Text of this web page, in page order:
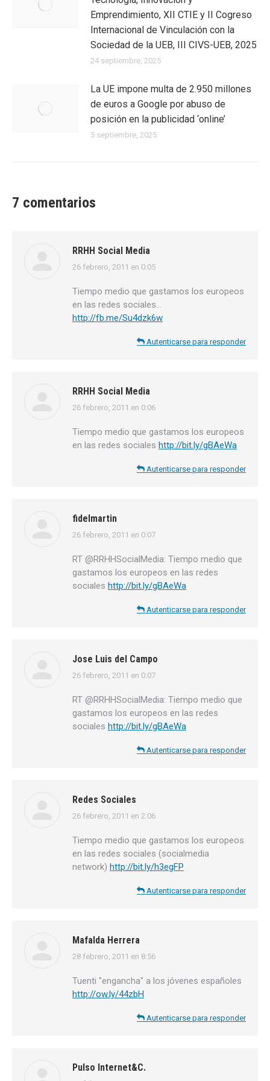
Emprendimiento, XII CTIE y II Cogreso
Internacional de Vinculación con la
Sociedad de la UEB, III CIVS-UEB, 2025
24 septiembre, 2025
La UE impone multa de 2.950 millones
de euros a Google por abuso de
posición en la publicidad ‘online’
5 septiembre, 2025
7 comentarios
RRHH Social Media
dice:
26 febrero, 2011 en 0:05
Tiempo medio que gastamos los europeos
en las redes sociales…
http://fb.me/Su4dzk6w
Autenticarse para responder
RRHH Social Media
dice:
26 febrero, 2011 en 0:06
Tiempo medio que gastamos los europeos
en las redes sociales http://bit.ly/gBAeWa
Autenticarse para responder
fidelmartin
dice:
26 febrero, 2011 en 0:07
RT @RRHHSocialMedia: Tiempo medio que
gastamos los europeos en las redes
sociales http://bit.ly/gBAeWa
Autenticarse para responder
Jose Luis del Campo
dice:
26 febrero, 2011 en 0:07
RT @RRHHSocialMedia: Tiempo medio que
gastamos los europeos en las redes
sociales http://bit.ly/gBAeWa
Autenticarse para responder
Redes Sociales
dice:
26 febrero, 2011 en 2:06
Tiempo medio que gastamos los europeos
en las redes sociales (socialmedia
network) http://bit.ly/h3egFP
Autenticarse para responder
Mafalda Herrera
dice:
28 febrero, 2011 en 8:56
Tuenti "engancha" a los jóvenes españoles
http://ow.ly/44zbH
Autenticarse para responder
Pulso Internet&C.